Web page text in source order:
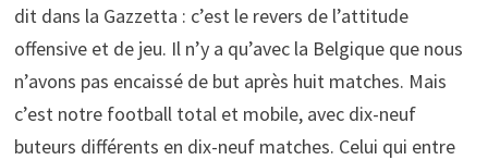
dit dans la Gazzetta : c’est le revers de l’attitude
offensive et de jeu. Il n’y a qu’avec la Belgique que nous
n’avons pas encaissé de but après huit matches. Mais
c’est notre football total et mobile, avec dix-neuf
buteurs différents en dix-neuf matches. Celui qui entre